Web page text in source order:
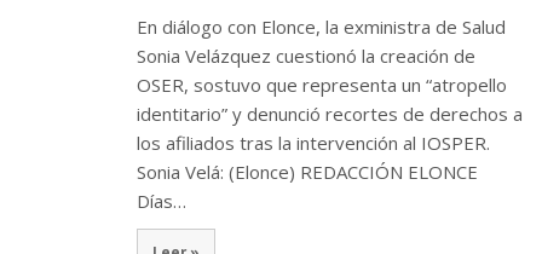
En diálogo con Elonce, la exministra de Salud
Sonia Velázquez cuestionó la creación de
OSER, sostuvo que representa un “atropello
identitario” y denunció recortes de derechos a
los afiliados tras la intervención al IOSPER.
Sonia Velá: (Elonce) REDACCIÓN ELONCE
Días…